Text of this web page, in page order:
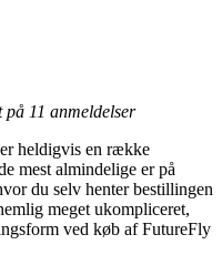
på 11 anmeldelser
heldigvis en række
mest almindelige er på
du selv henter bestillingen
meget ukompliceret,
ved køb af FutureFly